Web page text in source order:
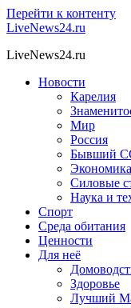
Перейти к контенту
LiveNews24.ru
LiveNews24.ru
Новости
Карелия
Мир
Россия
Бывший
Экономика
Силовые
Наука и
Спорт
Среда обитания
Ценности
Для неё
Здоровье
Лучший